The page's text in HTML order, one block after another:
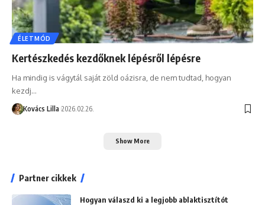
ÉLETMÓD
Kertészkedés kezdőknek lépésről lépésre
Ha mindig is vágytál saját zöld oázisra, de nem tudtad, hogyan
kezdj…
Kovács Lilla 2026.02.26.
Show More
Partner cikkek
Hogyan válaszd ki a legjobb ablaktisztítót